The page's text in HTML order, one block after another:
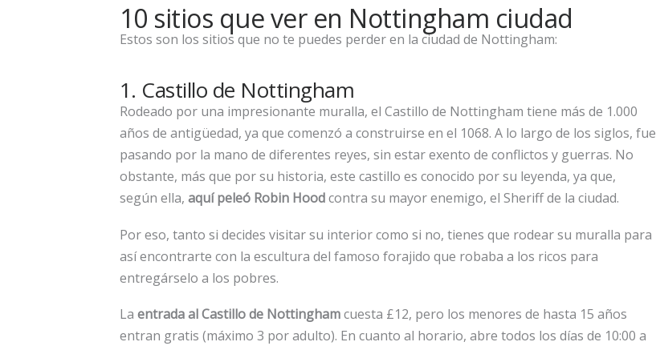
10 sitios que ver en Nottingham ciudad
Estos son los sitios que no te puedes perder en la ciudad de Nottingham:
1. Castillo de Nottingham
Rodeado por una impresionante muralla, el Castillo de Nottingham tiene más de 1.000
años de antigüedad, ya que comenzó a construirse en el 1068. A lo largo de los siglos, fue
pasando por la mano de diferentes reyes, sin estar exento de conflictos y guerras. No
obstante, más que por su historia, este castillo es conocido por su leyenda, ya que,
según ella, aquí peleó Robin Hoodcontra su mayor enemigo, el Sheriff de la ciudad.
Por eso, tanto si decides visitar su interior como si no, tienes que rodear su muralla para
así encontrarte con la escultura del famoso forajido que robaba a los ricos para
entregárselo a los pobres.
La entrada al Castillo de Nottinghamcuesta £12, pero los menores de hasta 15 años
entran gratis (máximo 3 por adulto). En cuanto al horario, abre todos los días de 10:00 a